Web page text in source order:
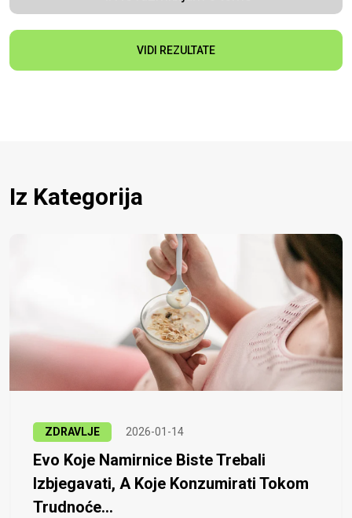
VIDI REZULTATE
Iz Kategorija
ZDRAVLJE 2026-01-14
Evo Koje Namirnice Biste Trebali
Izbjegavati, A Koje Konzumirati Tokom
Trudnoće...